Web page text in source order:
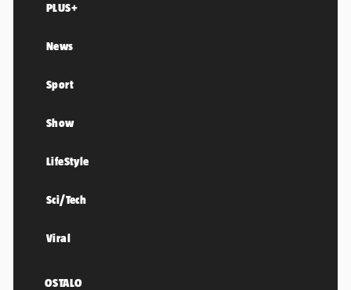
PLUS+
News
Sport
Show
LifeStyle
Sci/Tech
Viral
OSTALO